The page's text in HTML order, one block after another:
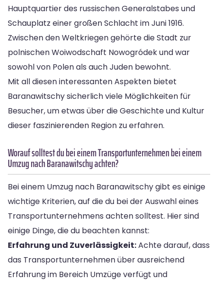
Hauptquartier des russischen Generalstabes und
Schauplatz einer großen Schlacht im Juni 1916.
Zwischen den Weltkriegen gehörte die Stadt zur
polnischen Woiwodschaft Nowogródek und war
sowohl von Polen als auch Juden bewohnt.
Mit all diesen interessanten Aspekten bietet
Baranawitschy sicherlich viele Möglichkeiten für
Besucher, um etwas über die Geschichte und Kultur
dieser faszinierenden Region zu erfahren.
Worauf solltest du bei einem Transportunternehmen bei einem
Umzug nach Baranawitschy achten?
Bei einem Umzug nach Baranawitschy gibt es einige
wichtige Kriterien, auf die du bei der Auswahl eines
Transportunternehmens achten solltest. Hier sind
einige Dinge, die du beachten kannst:
Erfahrung und Zuverlässigkeit:Achte darauf, dass
das Transportunternehmen über ausreichend
Erfahrung im Bereich Umzüge verfügt und